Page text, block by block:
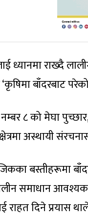
ध्यानमा राख्दै
बाँदरबाट
८ को मेघा
अस्थायी
बस्तीहरूमा
समाधान
राहत दिने प्रयास